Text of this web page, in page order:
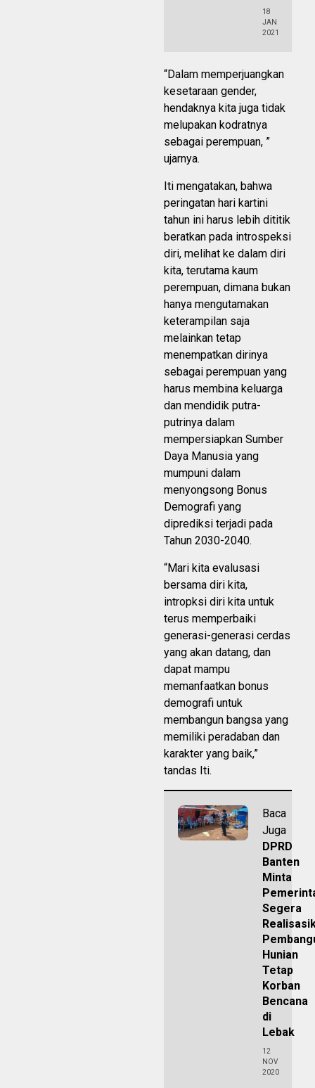
18
JAN
2021
“Dalam memperjuangkan
kesetaraan gender,
hendaknya kita juga tidak
melupakan kodratnya
sebagai perempuan, ”
ujarnya.
Iti mengatakan, bahwa
peringatan hari kartini
tahun ini harus lebih dititik
beratkan pada introspeksi
diri, melihat ke dalam diri
kita, terutama kaum
perempuan, dimana bukan
hanya mengutamakan
keterampilan saja
melainkan tetap
menempatkan dirinya
sebagai perempuan yang
harus membina keluarga
dan mendidik putra-
putrinya dalam
mempersiapkan Sumber
Daya Manusia yang
mumpuni dalam
menyongsong Bonus
Demografi yang
diprediksi terjadi pada
Tahun 2030-2040.
“Mari kita evalusasi
bersama diri kita,
intropksi diri kita untuk
terus memperbaiki
generasi-generasi cerdas
yang akan datang, dan
dapat mampu
memanfaatkan bonus
demografi untuk
membangun bangsa yang
memiliki peradaban dan
karakter yang baik,”
tandas Iti.
Baca
Juga
DPRD
Banten
Minta
Segera
Hunian
Tetap
Korban
Bencana
di
Lebak
12
NOV
2020